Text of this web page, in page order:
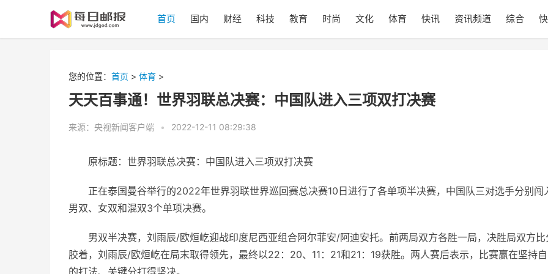
首页 国内 财经 科技 教育 时尚 文化 体育 快讯 资讯频道 综合
您的位置： 首页 > 体育 >
天天百事通！世界羽联总决赛：中国队进入三项双打决赛
来源：央视新闻客户端 • 2022-12-11 08:29:38
原标题：世界羽联总决赛：中国队进入三项双打决赛
正在泰国曼谷举行的2022年世界羽联世界巡回赛总决赛10日进行了各单项半决赛，中国队三对选手分别闯
男双、女双和混双3个单项决赛。
男双半决赛，刘雨辰/欧烜屹迎战印度尼西亚组合阿尔菲安/阿迪安托。前两局双方各胜一局，决胜局双方比
胶着，刘雨辰/欧烜屹在局末取得领先，最终以22：20、11：21和21：19获胜。两人赛后表示，比赛赢在坚持
的打法、关键分打得坚决。